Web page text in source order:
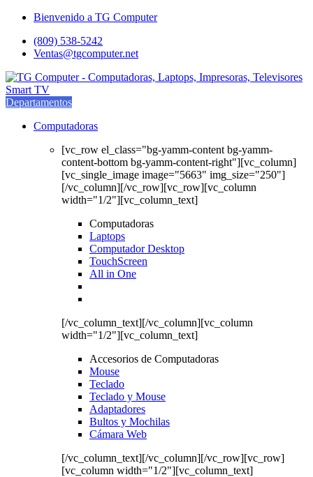
Saltar
navegación
saltar
contenido
Bienvenido a TG Computer
(809) 538-5242
Ventas@tgcomputer.net
Departamentos
Computadoras
[vc_row el_class="bg-yamm-content bg-yamm-
content-bottom bg-yamm-content-right"][vc_column]
[vc_single_image image="5663" img_size="250"]
[/vc_column][/vc_row][vc_row][vc_column
width="1/2"][vc_column_text]
Computadoras
Laptops
Computador Desktop
TouchScreen
All in One
[/vc_column_text][/vc_column][vc_column
width="1/2"][vc_column_text]
Accesorios de Computadoras
Mouse
Teclado
Teclado y Mouse
Adaptadores
Bultos y Mochilas
Cámara Web
[/vc_column_text][/vc_column][/vc_row][vc_row]
[vc_column width="1/2"][vc_column_text]